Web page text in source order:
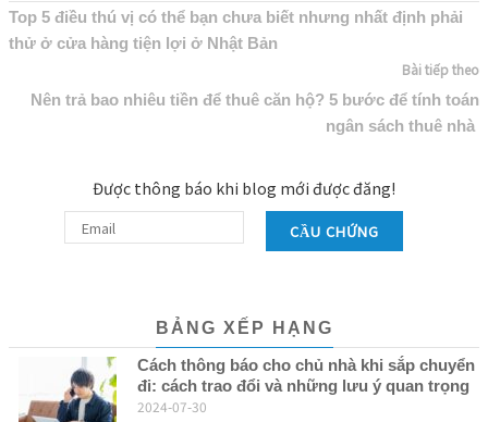
Top 5 điều thú vị có thể bạn chưa biết nhưng nhất định phải
thử ở cửa hàng tiện lợi ở Nhật Bản
Bài tiếp theo
Nên trả bao nhiêu tiền để thuê căn hộ? 5 bước để tính toán
ngân sách thuê nhà
BẢNG XẾP HẠNG
Cách thông báo cho chủ nhà khi sắp chuyển
đi: cách trao đổi và những lưu ý quan trọng
2024-07-30
Được thông báo khi blog mới được đăng!
CẦU CHỨNG